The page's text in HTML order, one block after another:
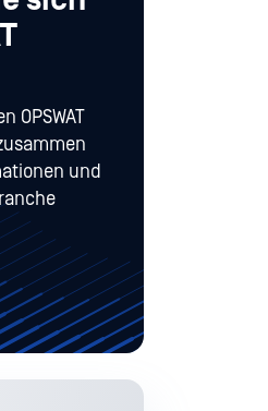
OPSWAT
und